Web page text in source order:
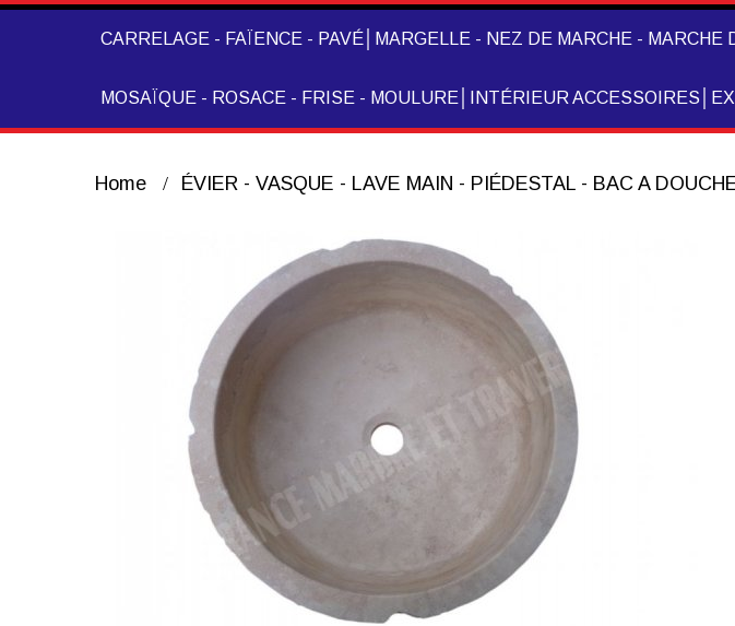
CARRELAGE - FAÏENCE - PAVÉ MARGELLE - NEZ DE MARCHE - MARCHE
MOSAÏQUE - ROSACE - FRISE - MOULURE INTÉRIEUR ACCESSOIRES
Home ÉVIER - VASQUE - LAVE MAIN - PIÉDESTAL - BAC A